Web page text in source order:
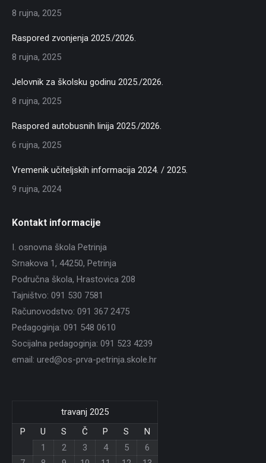
8 rujna, 2025
Raspored zvonjenja 2025./2026.
8 rujna, 2025
Jelovnik za školsku godinu 2025./2026.
8 rujna, 2025
Raspored autobusnih linija 2025./2026.
6 rujna, 2025
Vremenik učiteljskih informacija 2024. / 2025.
9 rujna, 2024
Kontakt informacije
I. osnovna škola Petrinja
Srnakova 1, 44250, Petrinja
Područna škola, Hrastovica 208
Tajništvo: 091 530 7581
Računovodstvo: 091 367 2475
Pedagoginja: 091 548 0610
Socijalna pedagoginja: 091 523 4239
email: ured@os-prva-petrinja.skole.hr
travanj 2025
P
U S Č P S
N
1
2 3 4 5
6